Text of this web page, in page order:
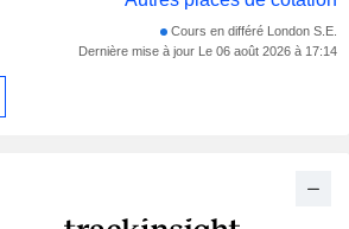
Cours en différé London S.E.
Dernière mise à jour Le 06 août 2026 à 17:14